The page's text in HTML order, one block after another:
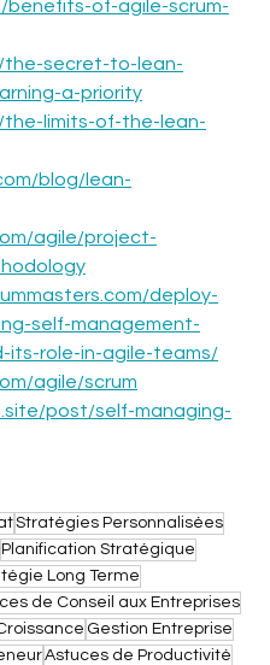
benefits-of-agile-scrum-
the-secret-to-lean-
a-priority
the-limits-of-the-lean-
blog/lean-
agile/project-
deploy-
self-management-
its-role-in-agile-teams/
agile/scrum
post/self-managing-
Stratégies Personnalisées
Planification Stratégique
Long Terme
de Conseil aux Entreprises
Gestion Entreprise
Astuces de Productivité